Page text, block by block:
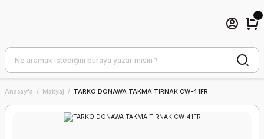
Anasayfa Makyaj TARKO DONAWA TAKMA TIRNAK CW-41FR